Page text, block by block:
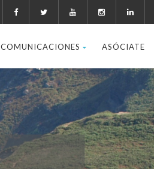
COMUNICACIONES ASÓCIATE